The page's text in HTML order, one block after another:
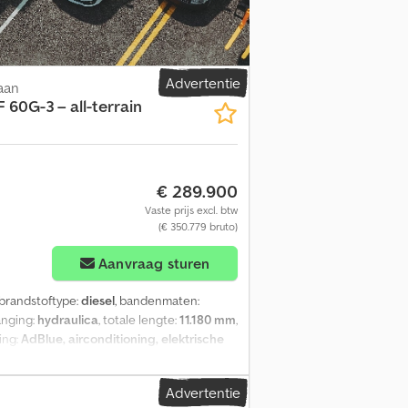
Advertentie
60G-3 – all-terrain
€ 289.900
Vaste prijs excl. btw
(€ 350.779 bruto)
Aanvraag sturen
diesel, bandenmaten:
hydraulica , totale lengte:11.180 mm
AdBlue, airconditioning, elektrische
tachograaf - PTO (aftakas) - Radio/cd-
Vooras: bandenmaten: 385/95R22,5;
95R25; Gestuurd; Profiel links: 50%;
Advertentie